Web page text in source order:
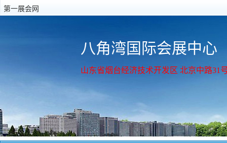
第一展会网
八角湾国际会展中心
山东省烟台经济技术开发区 北京中路31